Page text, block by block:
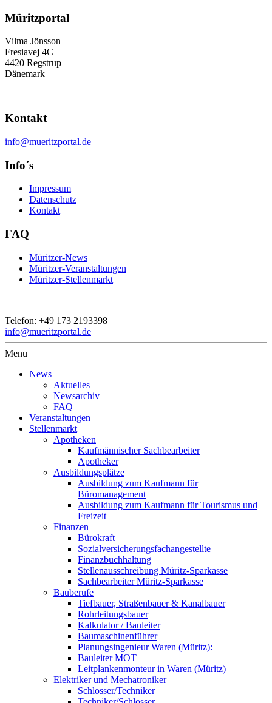
Müritzportal
Vilma Jönsson
Fresiavej 4C
4420 Regstrup
Dänemark
Kontakt
info@mueritzportal.de
Info´s
Impressum
Datenschutz
Kontakt
FAQ
Müritzer-News
Müritzer-Veranstaltungen
Müritzer-Stellenmarkt
Telefon: +49 173 2193398
info@mueritzportal.de
Menu
News
Aktuelles
Newsarchiv
FAQ
Veranstaltungen
Stellenmarkt
Apotheken
Kaufmännischer Sachbearbeiter
Apotheker
Ausbildungsplätze
Ausbildung zum Kaufmann für
Büromanagement
Ausbildung zum Kaufmann für Tourismus und
Freizeit
Finanzen
Bürokraft
Sozialversicherungsfachangestellte
Finanzbuchhaltung
Stellenausschreibung Müritz-Sparkasse
Sachbearbeiter Müritz-Sparkasse
Bauberufe
Tiefbauer, Straßenbauer & Kanalbauer
Rohrleitungsbauer
Kalkulator / Bauleiter
Baumaschinenführer
Planungsingenieur Waren (Müritz):
Bauleiter MOT
Leitplankenmonteur in Waren (Müritz)
Elektriker und Mechatroniker
Schlosser/Techniker